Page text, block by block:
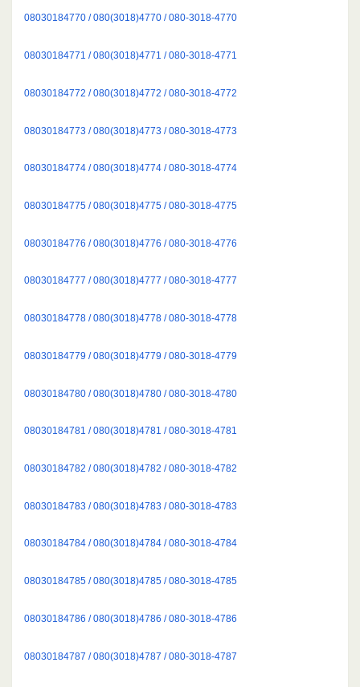
08030184770 / 080(3018)4770 / 080-3018-4770
08030184771 / 080(3018)4771 / 080-3018-4771
08030184772 / 080(3018)4772 / 080-3018-4772
08030184773 / 080(3018)4773 / 080-3018-4773
08030184774 / 080(3018)4774 / 080-3018-4774
08030184775 / 080(3018)4775 / 080-3018-4775
08030184776 / 080(3018)4776 / 080-3018-4776
08030184777 / 080(3018)4777 / 080-3018-4777
08030184778 / 080(3018)4778 / 080-3018-4778
08030184779 / 080(3018)4779 / 080-3018-4779
08030184780 / 080(3018)4780 / 080-3018-4780
08030184781 / 080(3018)4781 / 080-3018-4781
08030184782 / 080(3018)4782 / 080-3018-4782
08030184783 / 080(3018)4783 / 080-3018-4783
08030184784 / 080(3018)4784 / 080-3018-4784
08030184785 / 080(3018)4785 / 080-3018-4785
08030184786 / 080(3018)4786 / 080-3018-4786
08030184787 / 080(3018)4787 / 080-3018-4787